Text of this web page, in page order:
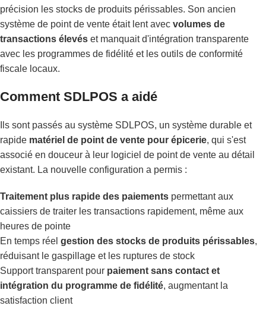
précision les stocks de produits périssables. Son ancien
système de point de vente était lent avec volumes de
transactions élevés et manquait d'intégration transparente
avec les programmes de fidélité et les outils de conformité
fiscale locaux.
Comment SDLPOS a aidé
Ils sont passés au système SDLPOS, un système durable et
rapide matériel de point de vente pour épicerie, qui s'est
associé en douceur à leur logiciel de point de vente au détail
existant. La nouvelle configuration a permis :
Traitement plus rapide des paiements permettant aux
caissiers de traiter les transactions rapidement, même aux
heures de pointe
En temps réel gestion des stocks de produits périssables,
réduisant le gaspillage et les ruptures de stock
Support transparent pour paiement sans contact et
intégration du programme de fidélité, augmentant la
satisfaction client